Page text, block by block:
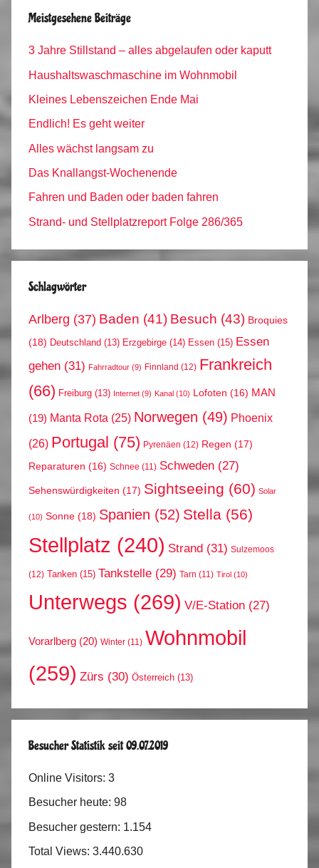
Meistgesehene Beiträge
3 Jahre Stillstand – alles abgelaufen oder kaputt
Haushaltswaschmaschine im Wohnmobil
Kleines Lebenszeichen Ende Mai
Endlich! Es geht weiter
Alles wächst langsam zu
Das Knallangst-Wochenende
Fahren und Baden oder baden fahren
Strand- und Stellplatzreport Folge 286/365
Schlagwörter
Arlberg (37) Baden (41) Besuch (43) Broquies
(18) Deutschland (13) Erzgebirge (14) Essen (15) Essen
gehen (31) Fahrradtour (9) Finnland (12) Frankreich
(66) Freiburg (13) Internet (9) Kanal (10) Lofoten (16) MAN
(19) Manta Rota (25) Norwegen (49) Phoenix
(26) Portugal (75) Pyrenäen (12) Regen (17)
Reparaturen (16) Schnee (11) Schweden (27)
Sehenswürdigkeiten (17) Sightseeing (60) Solar
(10) Sonne (18) Spanien (52) Stella (56)
Stellplatz (240) Strand (31) Sulzemoos
(12) Tanken (15) Tankstelle (29) Tarn (11) Tirol (10)
Unterwegs (269) V/E-Station (27)
Vorarlberg (20) Winter (11) Wohnmobil
(259) Zürs (30) Österreich (13)
Besucher Statistik seit 09.07.2019
Online Visitors: 3
Besucher heute: 98
Besucher gestern: 1.154
Total Views: 3.440.630